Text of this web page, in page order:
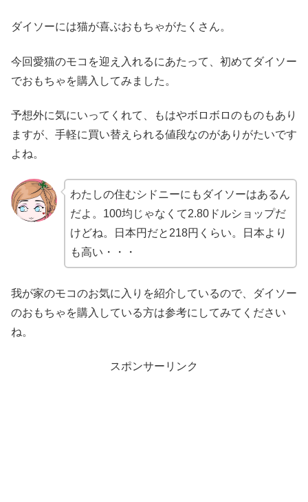
ダイソーには猫が喜ぶおもちゃがたくさん。
今回愛猫のモコを迎え入れるにあたって、初めてダイソー
でおもちゃを購入してみました。
予想外に気にいってくれて、もはやボロボロのものもあり
ますが、手軽に買い替えられる値段なのがありがたいです
よね。
わたしの住むシドニーにもダイソーはあるん
だよ。100均じゃなくて2.80ドルショップだ
けどね。日本円だと218円くらい。日本より
も高い・・・
我が家のモコのお気に入りを紹介しているので、ダイソー
のおもちゃを購入している方は参考にしてみてください
ね。
スポンサーリンク